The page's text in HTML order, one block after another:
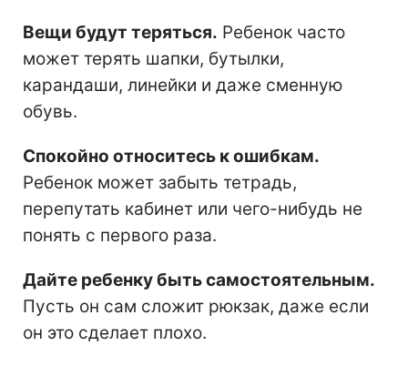
Вещи будут теряться. Ребенок часто
может терять шапки, бутылки,
карандаши, линейки и даже сменную
обувь.
Спокойно относитесь к ошибкам.
Ребенок может забыть тетрадь,
перепутать кабинет или чего-нибудь не
понять с первого раза.
Дайте ребенку быть самостоятельным.
Пусть он сам сложит рюкзак, даже если
он это сделает плохо.